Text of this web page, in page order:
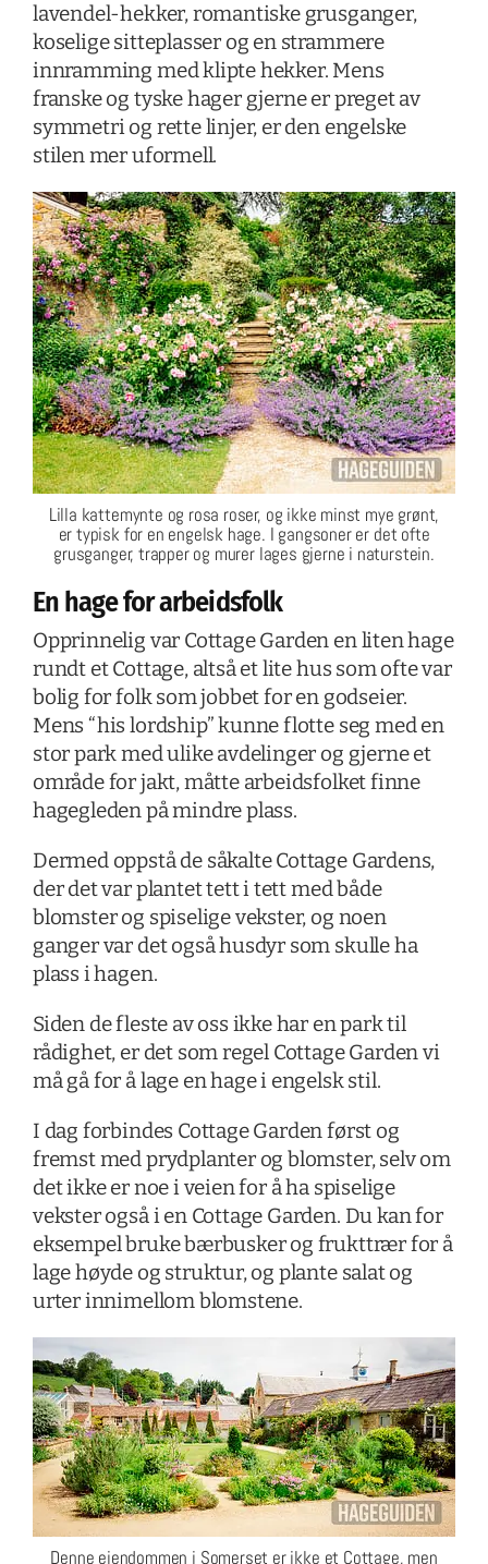
lavendel-hekker, romantiske grusganger,
koselige sitteplasser og en strammere
innramming med klipte hekker. Mens
franske og tyske hager gjerne er preget av
symmetri og rette linjer, er den engelske
stilen mer uformell.
Lilla kattemynte og rosa roser, og ikke minst mye grønt,
er typisk for en engelsk hage. I gangsoner er det ofte
grusganger, trapper og murer lages gjerne i naturstein.
En hage for arbeidsfolk
Opprinnelig var Cottage Garden en liten hage
rundt et Cottage, altså et lite hus som ofte var
bolig for folk som jobbet for en godseier.
Mens “his lordship” kunne flotte seg med en
stor park med ulike avdelinger og gjerne et
område for jakt, måtte arbeidsfolket finne
hagegleden på mindre plass.
Dermed oppstå de såkalte Cottage Gardens,
der det var plantet tett i tett med både
blomster og spiselige vekster, og noen
ganger var det også husdyr som skulle ha
plass i hagen.
Siden de fleste av oss ikke har en park til
rådighet, er det som regel Cottage Garden vi
må gå for å lage en hage i engelsk stil.
I dag forbindes Cottage Garden først og
fremst med prydplanter og blomster, selv om
det ikke er noe i veien for å ha spiselige
vekster også i en Cottage Garden. Du kan for
eksempel bruke bærbusker og frukttrær for å
lage høyde og struktur, og plante salat og
urter innimellom blomstene.
Denne eiendommen i Somerset er ikke et Cottage, men